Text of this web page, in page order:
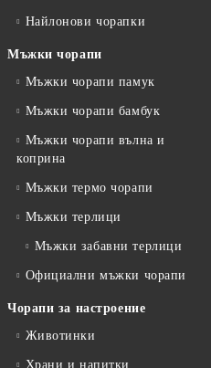
Найлонови чорапки
Мъжки чорапи
Мъжки чорапи памук
Мъжки чорапи бамбук
Мъжки чорапи вълна и
коприна
Мъжки термо чорапи
Мъжки терлици
Мъжки забавни терлици
Официални мъжки чорапи
Чорапи за настроение
Животинки
Храни и напитки